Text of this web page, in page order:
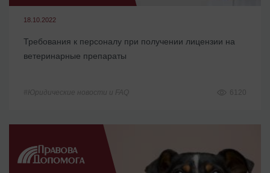
18.10.2022
Требования к персоналу при получении лицензии на
ветеринарные препараты
#Юридические новости и FAQ 6120